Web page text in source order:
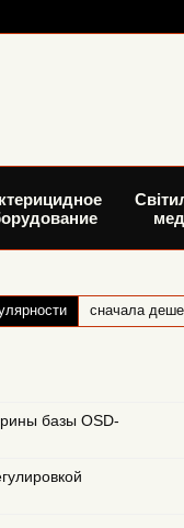
сначала
базы OSD-